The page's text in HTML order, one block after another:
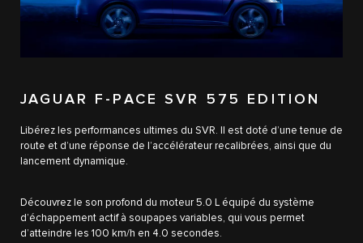
JAGUAR F-PACE SVR 575 EDITION
Libérez les performances ultimes du SVR. Il est doté d’une tenue de
route et d’une réponse de l’accélérateur recalibrées, ainsi que du
lancement dynamique.
Découvrez le son profond du moteur 5.0 L équipé du système
d’échappement actif à soupapes variables, qui vous permet
d’atteindre les 100 km/h en 4.0 secondes.